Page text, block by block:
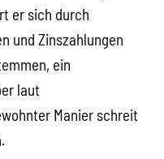
er sich durch
und Zinszahlungen
ein
laut
Manier schreit